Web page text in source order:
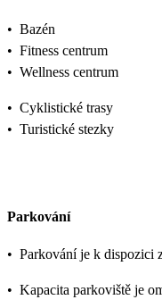
• Bazén
• Fitness centrum
• Wellness centrum
• Cyklistické trasy
• Turistické stezky
Parkování
• Parkování je k dispozici
• Kapacita parkoviště je